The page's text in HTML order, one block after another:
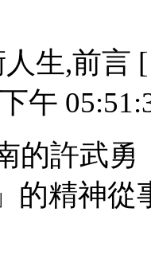
生,前言
午
的許武
的精神從